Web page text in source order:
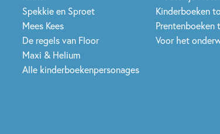
Spekkie en Sproet
Mees Kees
De regels van Floor
Maxi & Helium
Alle kinderboekenpersonages
Kinderboeken
Prentenboeken
Voor het